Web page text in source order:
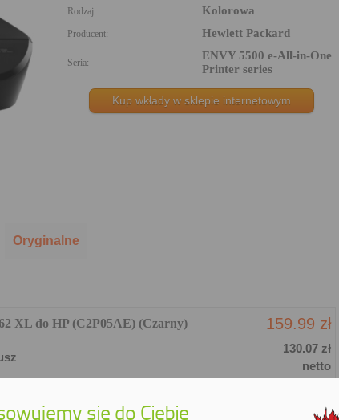
Rodzaj: Kolorowa
Producent: Hewlett Packard
Seria:
ENVY 5500 e-All-in-One
Printer series
Kup wkłady w sklepie internetowym
Oryginalne
XL do HP (C2P05AE) (Czarny) 159.99 zł
130.07 zł
netto
się do Ciebie